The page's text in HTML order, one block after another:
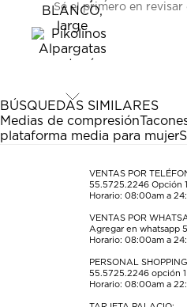
para
calificar
el
artículo
estrella
Esta
acción
abrirá
formulario
para
calificar
el
artículo
estrellas.
Esta
acción
abrirá
formulario
de
para
estrellas.
Esta
acción
abrirá
formulario
de
para
estrellas.
Esta
acción
abrirá
de
de
Sé el primero en
BÚSQUEDAS SIMILARES
Medias de compresión
plataforma media para mujer
VENTAS POR
55.5725.2246 Opción
Horario: 08:00am a
VENTAS POR
Agregar en whatsapp
Horario: 08:00am a
PERSONAL
55.5725.2246 opción
Horario: 08:00am a